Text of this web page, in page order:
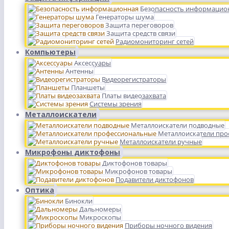
Безопасность
Генераторы шума
Защита переговоров
Защита средств связи
Радиомониторинг сетей
Компьютеры
Аксессуары
Антенны
Видеорегистраторы
Планшеты
Платы видеозахвата
Системы зрения
Металлоискатели
Металлоискатели подводные
Металлоискатели
Металлоискатели ручные
Микрофоны диктофоны
Диктофонов товары
Микрофонов товары
Подавители диктофонов
Оптика
Бинокли
Дальномеры
Микроскопы
Приборы ночного видения